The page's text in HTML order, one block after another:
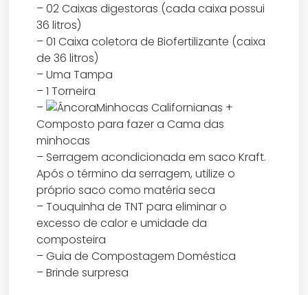
– 02 Caixas digestoras (cada caixa possui
36 litros)
– 01 Caixa coletora de Biofertilizante (caixa
de 36 litros)
– Uma Tampa
– 1 Torneira
–
Minhocas Californianas +
Composto para fazer a Cama das
minhocas
– Serragem acondicionada em saco Kraft.
Após o término da serragem, utilize o
próprio saco como matéria seca
– Touquinha de TNT para eliminar o
excesso de calor e umidade da
composteira
– Guia de Compostagem Doméstica
– Brinde surpresa